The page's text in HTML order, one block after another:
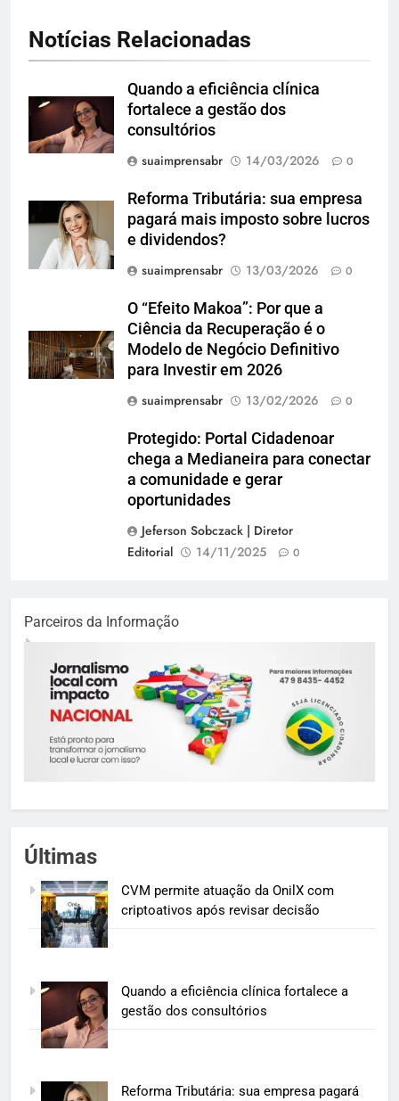
Notícias Relacionadas
Quando a eficiência clínica
fortalece a gestão dos
consultórios
suaimprensabr
14/03/2026 0
Reforma Tributária: sua empresa
pagará mais imposto sobre lucros
e dividendos?
suaimprensabr
13/03/2026 0
O “Efeito Makoa”: Por que a
Ciência da Recuperação é o
Modelo de Negócio Definitivo
para Investir em 2026
suaimprensabr
13/02/2026 0
Protegido: Portal Cidadenoar
chega a Medianeira para conectar
a comunidade e gerar
oportunidades
Jeferson Sobczack | Diretor
Editorial
14/11/2025 0
Parceiros da Informação
Últimas
CVM permite atuação da OnilX com
criptoativos após revisar decisão
Quando a eficiência clínica fortalece a
gestão dos consultórios
Reforma Tributária: sua empresa pagará